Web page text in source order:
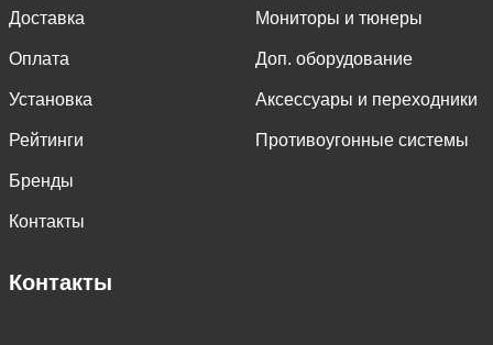
Доставка
Оплата
Установка
Рейтинги
Бренды
Контакты
Мониторы и тюнеры
Доп. оборудование
Аксессуары и переходники
Противоугонные системы
Контакты